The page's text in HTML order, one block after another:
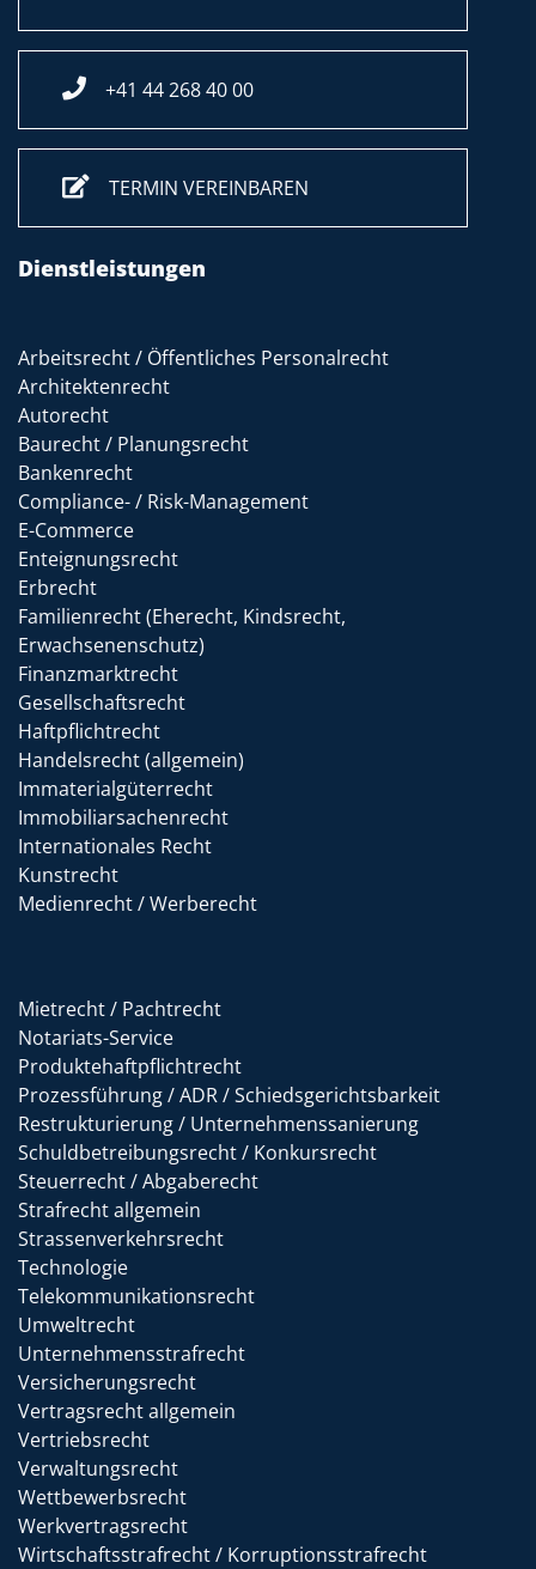
+41 44 268 40 00
TERMIN VEREINBAREN
Dienstleistungen
Arbeitsrecht / Öffentliches Personalrecht
Architektenrecht
Autorecht
Baurecht / Planungsrecht
Bankenrecht
Compliance- / Risk-Management
E-Commerce
Enteignungsrecht
Erbrecht
Familienrecht (Eherecht, Kindsrecht,
Erwachsenenschutz)
Finanzmarktrecht
Gesellschaftsrecht
Haftpflichtrecht
Handelsrecht (allgemein)
Immaterialgüterrecht
Immobiliarsachenrecht
Internationales Recht
Kunstrecht
Medienrecht / Werberecht
Mietrecht / Pachtrecht
Notariats-Service
Produktehaftpflichtrecht
Prozessführung / ADR / Schiedsgerichtsbarkeit
Restrukturierung / Unternehmenssanierung
Schuldbetreibungsrecht / Konkursrecht
Steuerrecht / Abgaberecht
Strafrecht allgemein
Strassenverkehrsrecht
Technologie
Telekommunikationsrecht
Umweltrecht
Unternehmensstrafrecht
Versicherungsrecht
Vertragsrecht allgemein
Vertriebsrecht
Verwaltungsrecht
Wettbewerbsrecht
Werkvertragsrecht
Wirtschaftsstrafrecht / Korruptionsstrafrecht